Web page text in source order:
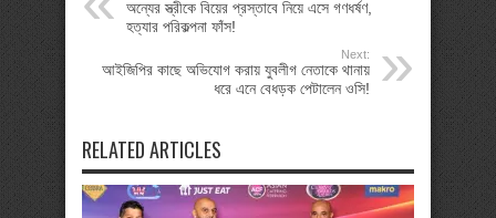
অন্যের স্ত্রীকে বিয়ের প্রস্তাবে নিয়ে এসে গণধর্ষণ,
হত্যার পরিকল্পনা ফাঁস!
Next:
আইজিপির কাছে অভিযোগ করায় যুবলীগ নেতাকে থানায়
ধরে এনে বেধড়ক পেটালেন ওসি!
RELATED ARTICLES